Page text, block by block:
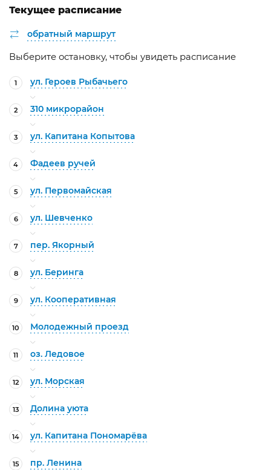
Текущее расписание
обратный маршрут
Выберите остановку, чтобы увидеть расписание
1 ул. Героев Рыбачьего
2 310 микрорайон
3 ул. Капитана Копытова
4 Фадеев ручей
5 ул. Первомайская
6 ул. Шевченко
7 пер. Якорный
8 ул. Беринга
9 ул. Кооперативная
10 Молодежный проезд
11 оз. Ледовое
12 ул. Морская
13 Долина уюта
14 ул. Капитана Пономарёва
15 пр. Ленина